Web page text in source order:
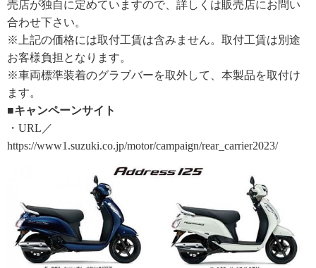
売店が独自に定めていますので、詳しくは販売店にお問い
合わせ下さい。
※上記の価格には取付工賃は含みません。取付工賃は別途
お客様負担となります。
※車両標準装着のグラブバーを取外して、本製品を取付け
ます。
■キャンペーンサイト
・URL／
https://www1.suzuki.co.jp/motor/campaign/rear_carrier2023/